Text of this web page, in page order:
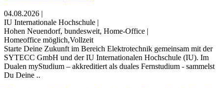
04.08.2026 |
IU Internationale Hochschule |
Hohen Neuendorf, bundesweit, Home-Office |
Homeoffice möglich,Vollzeit
Starte Deine Zukunft im Bereich Elektrotechnik gemeinsam mit der
SYTECC GmbH und der IU Internationalen Hochschule (IU). Im
Dualen myStudium – akkreditiert als duales Fernstudium - sammelst
Du Deine ..